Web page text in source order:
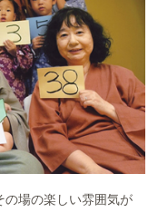
の場の楽しい雰囲気が